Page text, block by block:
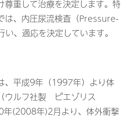
尊重して治療を決定します。特
は、内圧尿流検査（Pressure-
、適応を決定しています。
、平成9年（1997年）より体
ウルフ社製 ピエゾリス
(2008年)2月より、体外衝撃